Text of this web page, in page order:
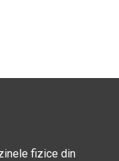
fizice din